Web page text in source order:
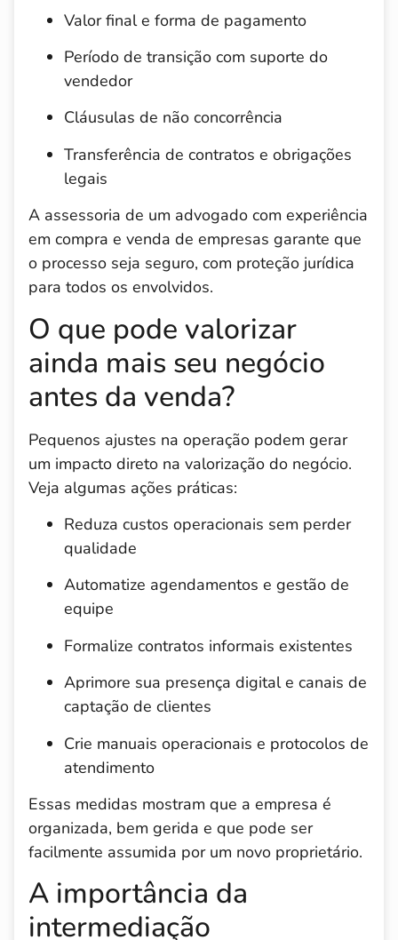
Valor final e forma de pagamento
Período de transição com suporte do
vendedor
Cláusulas de não concorrência
Transferência de contratos e obrigações
legais
A assessoria de um advogado com experiência
em compra e venda de empresas garante que
o processo seja seguro, com proteção jurídica
para todos os envolvidos.
O que pode valorizar
ainda mais seu negócio
antes da venda?
Pequenos ajustes na operação podem gerar
um impacto direto na valorização do negócio.
Veja algumas ações práticas:
Reduza custos operacionais sem perder
qualidade
Automatize agendamentos e gestão de
equipe
Formalize contratos informais existentes
Aprimore sua presença digital e canais de
captação de clientes
Crie manuais operacionais e protocolos de
atendimento
Essas medidas mostram que a empresa é
organizada, bem gerida e que pode ser
facilmente assumida por um novo proprietário.
A importância da
intermediação